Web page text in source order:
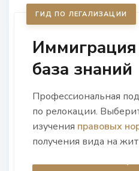
ГИД ПО ЛЕГАЛИЗАЦИИ
база знаний
Профессиональная
по релокации.
изучения правовых
получения вида на